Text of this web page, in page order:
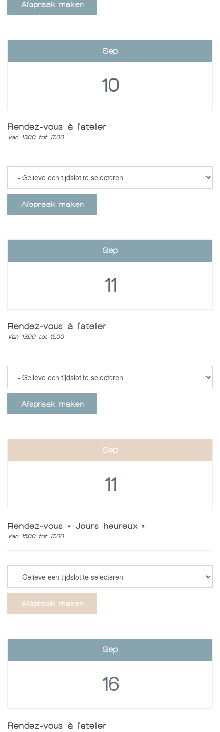
Afspraak maken
Sep
10
Rendez-vous à l'atelier
Van 13:00 tot 17:00
Afspraak maken
Sep
11
Rendez-vous à l'atelier
Van 13:00 tot 15:00
Afspraak maken
Sep
11
Rendez-vous « Jours heureux »
Van 15:00 tot 17:00
Afspraak maken
Sep
16
Rendez-vous à l'atelier